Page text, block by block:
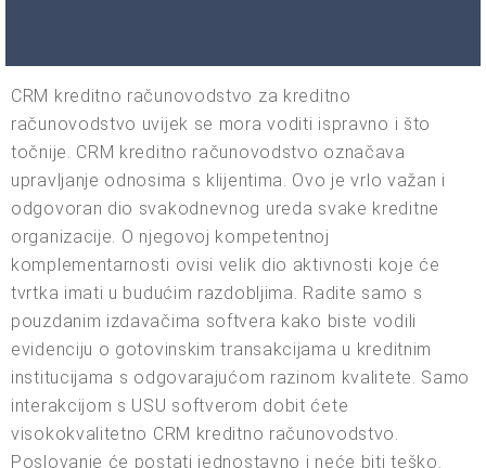
CRM kreditno računovodstvo za kreditno
računovodstvo uvijek se mora voditi ispravno i što
točnije. CRM kreditno računovodstvo označava
upravljanje odnosima s klijentima. Ovo je vrlo važan i
odgovoran dio svakodnevnog ureda svake kreditne
organizacije. O njegovoj kompetentnoj
komplementarnosti ovisi velik dio aktivnosti koje će
tvrtka imati u budućim razdobljima. Radite samo s
pouzdanim izdavačima softvera kako biste vodili
evidenciju o gotovinskim transakcijama u kreditnim
institucijama s odgovarajućom razinom kvalitete. Samo
interakcijom s USU softverom dobit ćete
visokokvalitetno CRM kreditno računovodstvo.
Poslovanje će postati jednostavno i neće biti teško.